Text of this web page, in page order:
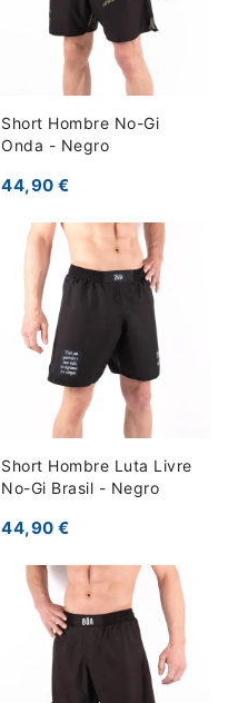
Short Hombre No-Gi
Onda - Negro
44,90 €
Short Hombre Luta Livre
No-Gi Brasil - Negro
44,90 €